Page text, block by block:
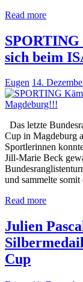
Read more
sich beim
Eugen 14.
Das letzte
Cup in Magdeburg
Sportlerinnen
Jill-Marie Beck
und sammelte
Read more
Julien
Cup